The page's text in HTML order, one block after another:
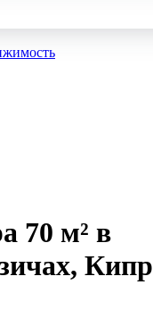
70 м² в
Кипр